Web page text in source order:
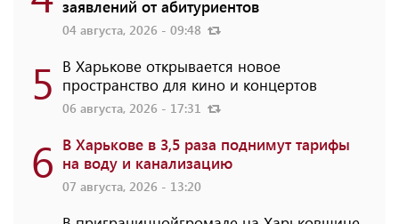
заявлений от абитуриентов
04 августа, 2026 - 09:48
5 В Харькове открывается новое
пространство для кино и концертов
06 августа, 2026 - 17:31
6 В Харькове в 3,5 раза поднимут тарифы
на воду и канализацию
07 августа, 2026 - 13:20